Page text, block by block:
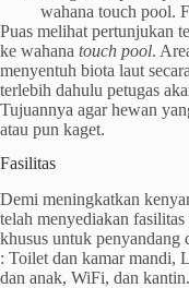
wahana touch pool.
Puas melihat pertunjukan
ke wahana touch pool.
menyentuh biota laut
terlebih dahulu petugas
Tujuannya agar hewan
atau pun kaget.
Fasilitas
Demi meningkatkan
telah menyediakan
khusus untuk penyandang
: Toilet dan kamar mandi,
dan anak, WiFi, dan kantin.